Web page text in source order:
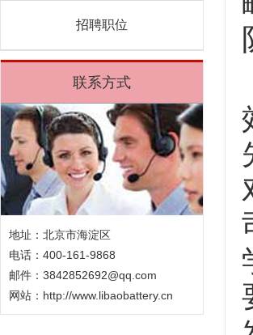
招聘职位
联系方式
地址：北京市海淀区
电话：400-161-9868
邮件：3842852692@qq.com
网站： http://www.libaobattery.cn